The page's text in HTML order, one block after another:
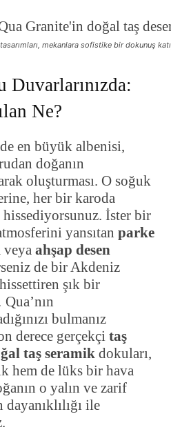
mekanlara sofistike bir dokunuş
Duvarlarınızda:
Ne?
en büyük albenisi,
doğanın
oluşturması. O soğuk
her bir karoda
hissediyorsunuz. İster bir
yansıtan parke
veya ahşap desen
de bir Akdeniz
şık bir
bulmanız
derece gerçekçi taş
taş seramik dokuları,
hem de lüks bir hava
o yalın ve zarif
ile